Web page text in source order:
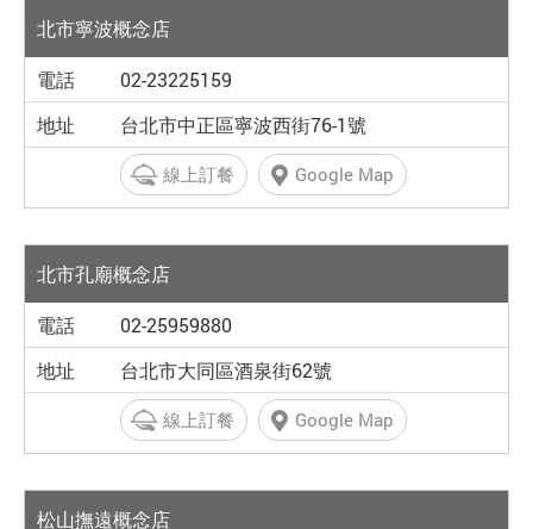
北市寧波概念店
02-23225159
台北市中正區寧波西街76-1號
線上訂餐 Google Map
北市孔廟概念店
02-25959880
台北市大同區酒泉街62號
線上訂餐 Google Map
松山撫遠概念店